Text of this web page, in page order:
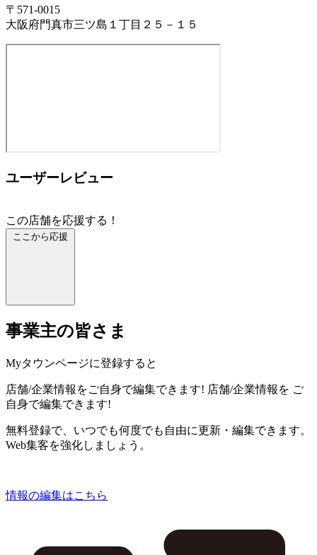
〒571-0015
大阪府門真市三ツ島１丁目２５－１５
ユーザーレビュー
この店舗を応援する！
ここから応援
事業主の皆さま
Myタウンページに登録すると
店舗/企業情報をご自身で編集できます! 店舗/企業情報を ご
自身で編集できます!
無料登録で、いつでも何度でも自由に更新・編集できます。
Web集客を強化しましょう。
情報の編集はこちら